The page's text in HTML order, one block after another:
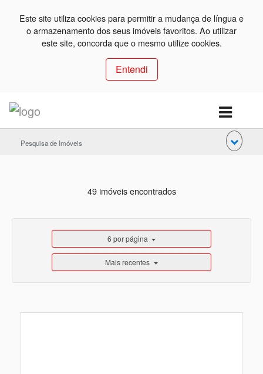
Este site utiliza cookies para permitir a mudança de língua e
o armazenamento dos seus imóveis favoritos. Ao utilizar
este site, concorda que o mesmo utilize cookies.
Entendi
Pesquisa de Imóveis
49 imóveis encontrados
6 por página
Mais recentes